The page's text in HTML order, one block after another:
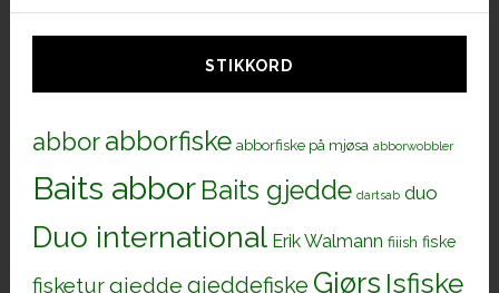
STIKKORD
abborabborfiske abborfiske på mjøsa abborwobbler
Baits abbor Baits gjedde dartsab duo
Duo international Erik Walmann fiiish fiske
fisketurgjedde gjeddefiske Gjørs Isfiske